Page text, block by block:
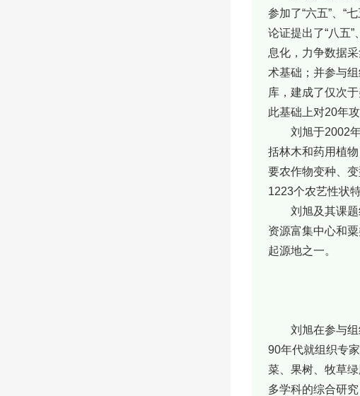
参加了“六五”、“
论证提出了“八五
息化，力争数据
术基础；并参与
库，建成了仅次
此基础上对20年
刘旭于2002
括林木和药用植
要农作物变种、
1223个农艺性状
刘旭及其课
资源富集中心和
起源地之一。
刘旭在参与
90年代就组织专
菜、果树、牧草
多学科的综合研